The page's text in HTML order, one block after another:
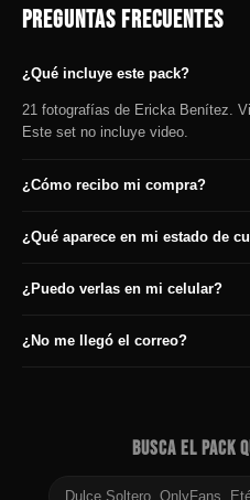
PREGUNTAS FRECUENTES
¿Qué incluye este pack?
21 fotografías de Ericka Benítez.
Este set no incluye video.
¿Cómo recibo mi compra?
¿Qué aparece en mi estado de
¿Puedo verlas en mi celular?
¿No me llegó el correo?
BUSCA EL PACK